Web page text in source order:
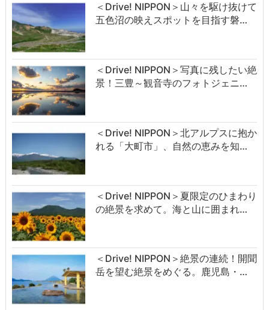
＜Drive! NIPPON＞山々を駆け抜けて
五色沼の映えスポットを目指す磐…
＜Drive! NIPPON＞写真に残したい絶
景！三豊～観音寺のフォトジェニ…
＜Drive! NIPPON＞北アルプスに抱か
れる「大町市」、自然の恵みを知…
＜Drive! NIPPON＞夏限定のひまわり
の絶景を求めて。海と山に囲まれ…
＜Drive! NIPPON＞絶景の連続！開聞
岳を望む絶景をめぐる。鹿児島・…